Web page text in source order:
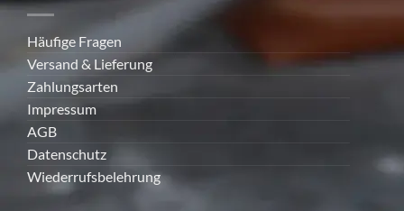
Häufige Fragen
Versand & Lieferung
Zahlungsarten
Impressum
AGB
Datenschutz
Wiederrufsbelehrung